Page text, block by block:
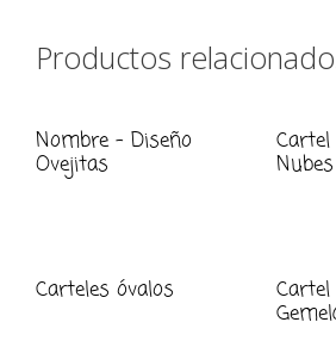
Productos
Nombre – Diseño
Ovejitas
Cartel
Nubes
Carteles óvalos
Cartel